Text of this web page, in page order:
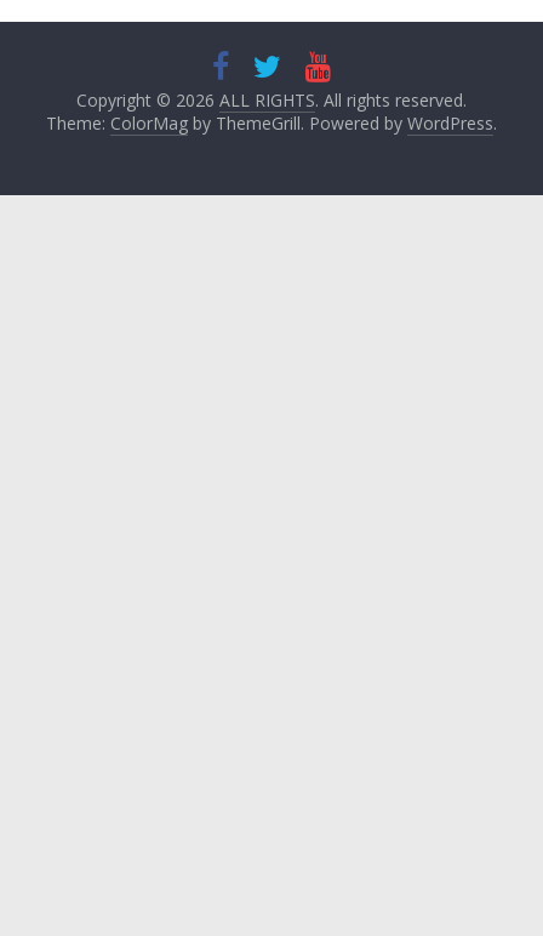
Copyright © 2026 ALL RIGHTS. All rights reserved.
Theme: ColorMagby ThemeGrill. Powered by WordPress.